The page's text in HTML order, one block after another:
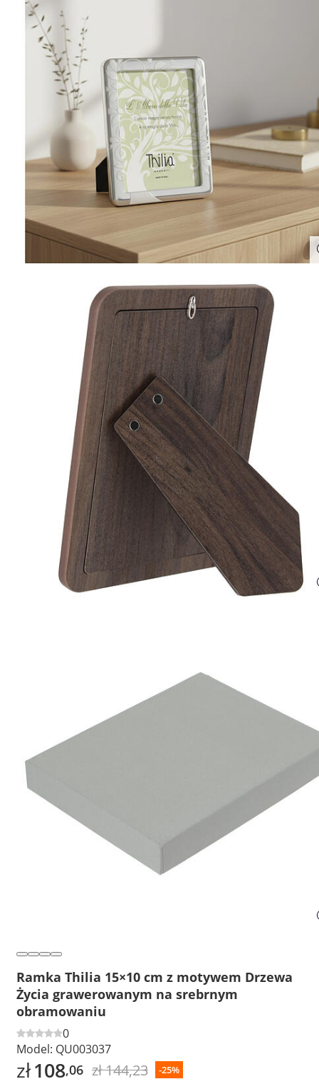
Ramka Thilia 15×10 cm z motywem Drzewa
Życia grawerowanym na srebrnym
obramowaniu
0
Model: QU003037
zł108,06 zł 144,23 -25%